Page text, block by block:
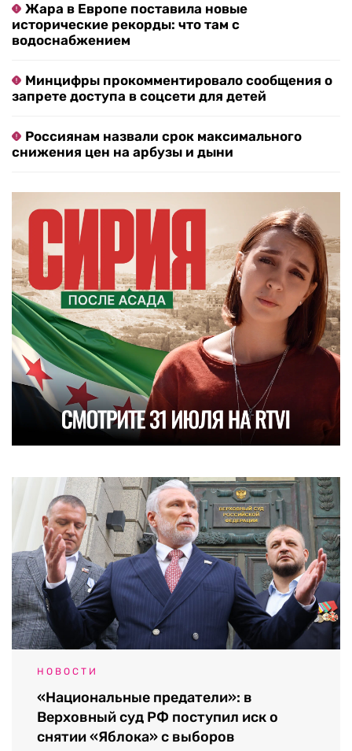
Жара в Европе поставила новые
исторические рекорды: что там с
водоснабжением
Минцифры прокомментировало сообщения о
запрете доступа в соцсети для детей
Россиянам назвали срок максимального
снижения цен на арбузы и дыни
НОВОСТИ
«Национальные предатели»: в
Верховный суд РФ поступил иск о
снятии «Яблока» с выборов